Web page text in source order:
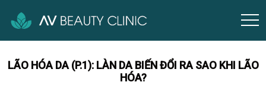
LÃO HÓA DA (P.1): LÀN DA BIẾN ĐỔI RA SAO KHI LÃO
HÓA?